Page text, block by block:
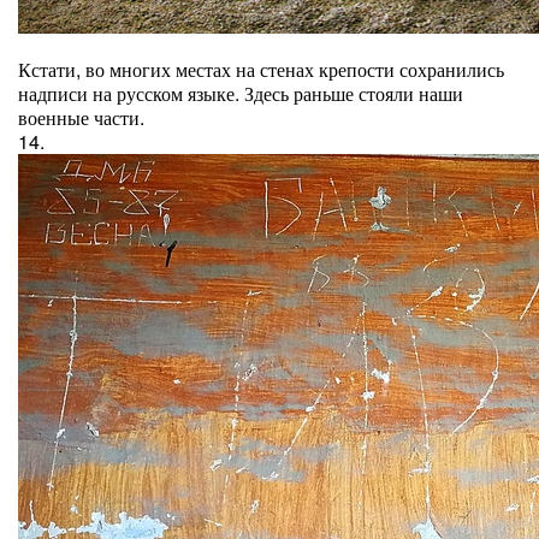
Кстати, во многих местах на стенах крепости сохранились
надписи на русском языке. Здесь раньше стояли наши
военные части.
14.